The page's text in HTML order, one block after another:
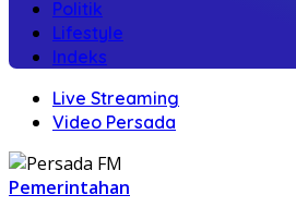
Politik
Lifestyle
Indeks
Live Streaming
Video Persada
Pemerintahan